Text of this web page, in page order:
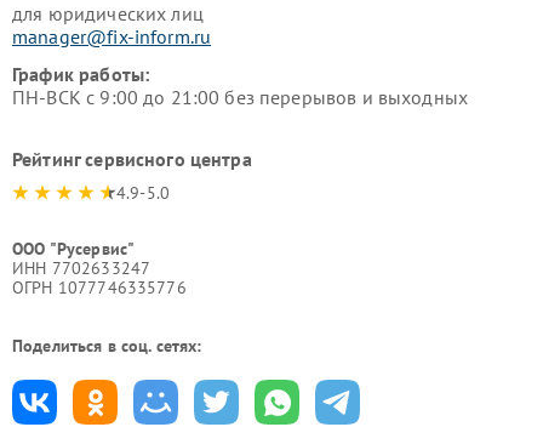
для юридических лиц
manager@fix-inform.ru
График работы:
ПН-ВСК с 9:00 до 21:00 без перерывов и выходных
Рейтинг сервисного центра
4.9-5.0
ООО "Русервис"
ИНН 7702633247
ОГРН 1077746335776
Поделиться в соц. сетях: